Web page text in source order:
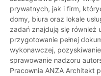
prywatnych, jak i firm,
domy, biura oraz lokale
zadań znajdują się również
przygotowanie pełnej
wykonawczej,
sprawowanie nadzoru
Pracownia ANZA Architekt